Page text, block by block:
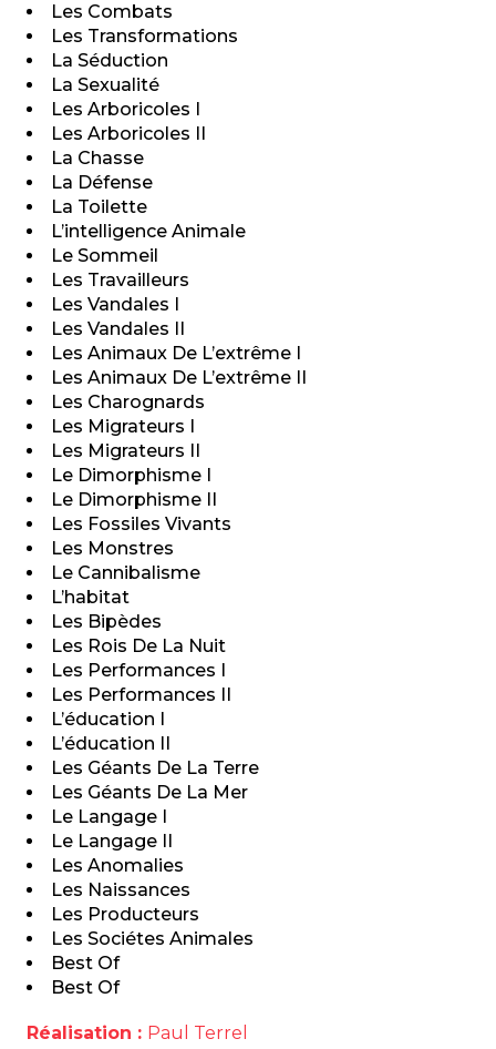
Les Combats
Les Transformations
La Séduction
La Sexualité
Les Arboricoles I
Les Arboricoles II
La Chasse
La Défense
La Toilette
L’intelligence Animale
Le Sommeil
Les Travailleurs
Les Vandales I
Les Vandales II
Les Animaux De L’extrême I
Les Animaux De L’extrême II
Les Charognards
Les Migrateurs I
Les Migrateurs II
Le Dimorphisme I
Le Dimorphisme II
Les Fossiles Vivants
Les Monstres
Le Cannibalisme
L’habitat
Les Bipèdes
Les Rois De La Nuit
Les Performances I
Les Performances II
L’éducation I
L’éducation II
Les Géants De La Terre
Les Géants De La Mer
Le Langage I
Le Langage II
Les Anomalies
Les Naissances
Les Producteurs
Les Sociétes Animales
Best Of
Best Of
Réalisation : Paul Terrel